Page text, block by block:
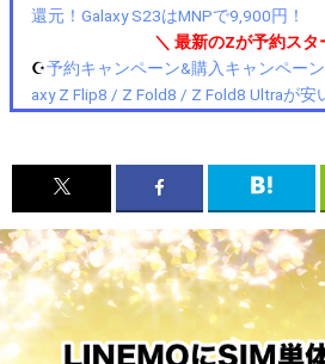
還元！Galaxy S23はMNPで9,900円！
＼ 最新のZが予約スタ
☪️予約キャンペーン&購入キャンペー
axy Z Flip8 / Z Fold8 / Z Fold8 Ultraが安